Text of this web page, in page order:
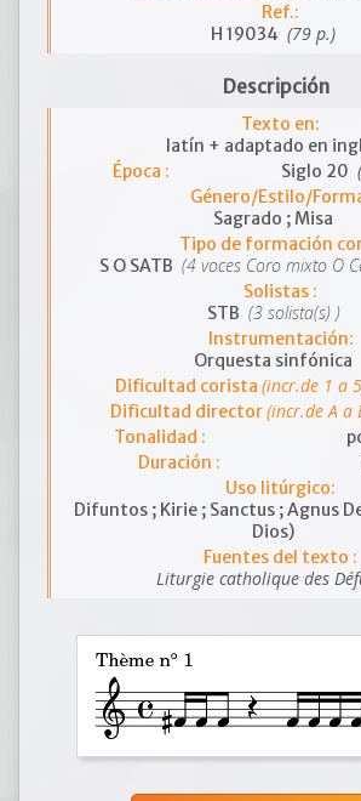
Ref.:
H 19034 (79 p.)
Descripción
Texto en:
latín + adaptado en
Época :
Siglo 20
Género/Estilo/
Sagrado ; Misa
Tipo de formación
S O SATB (4 voces Coro mixto O
Solistas :
STB (3 solista(s) )
Instrumentación:
Orquesta sinfónica
Dificultad corista (incr.de 1 a
Dificultad director(incr.de A a
Tonalidad :
Duración :
Uso litúrgico:
Difuntos ; Kirie ; Sanctus ; Agnus
Dios)
Fuentes del texto :
Liturgie catholique des